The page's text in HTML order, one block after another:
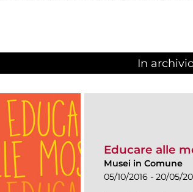
In
Educare alle
Musei in Comune
05/10/2016 - 20/05/